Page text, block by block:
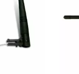
Bagian